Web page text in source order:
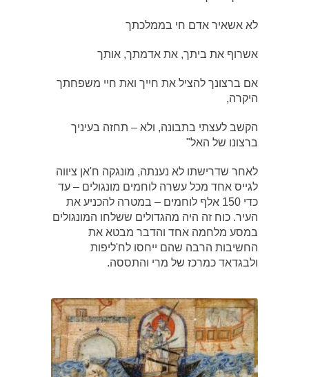
לא אשאיר אדם חי בממלכתך
אשרוף את ביתך, את אדמתך, אותך
אם ברצונך להציל את חייך ואת חיי משפחתך
היקרה,
הקשב לעצתי בתבונה, ולא – תחזה בעיניך
ברצונו של האל"
לאחר שדרישתו לא נענתה, מונגקה ח'אן ציווה
לגייס אחד מכל עשרה לוחמים מונגולים – עד
כדי 150 אלף לוחמים – במטרה להכניע את
העיר. כוח זה היה מהגדולים ששלחו המונגולים
במסע מלחמה אחד והדבר מבטא את
החשיבות הרבה שהם ייחסו לח'ליפות
ולבגדאד כמרכז של מרי והתססה.